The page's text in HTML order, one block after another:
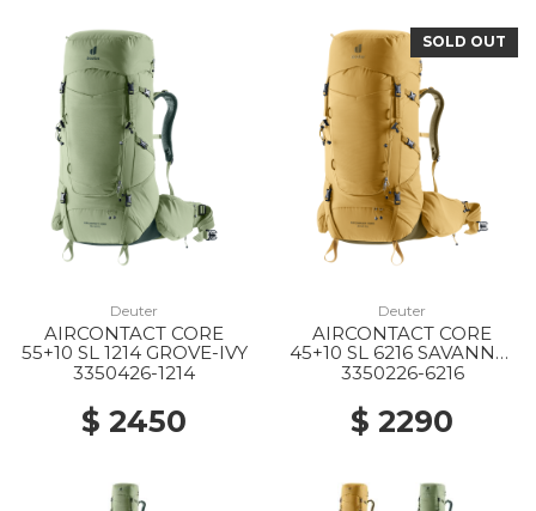
Deuter
AIRCONTACT CORE
55+10 SL 1214 GROVE-IVY
3350426-1214
$ 2450
SOLD OUT
Deuter
AIRCONTACT CORE
45+10 SL 6216 SAVANNA-
NORI
3350226-6216
$ 2290